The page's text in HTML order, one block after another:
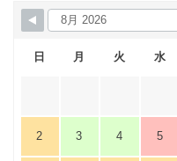
日 月 火 水
2 3 4 5